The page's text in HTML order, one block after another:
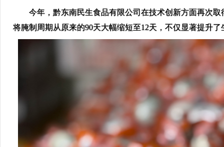
今年，黔东南民生食品有限公司在技术创新方面再次取
将腌制周期从原来的90天大幅缩短至12天，不仅显著提升